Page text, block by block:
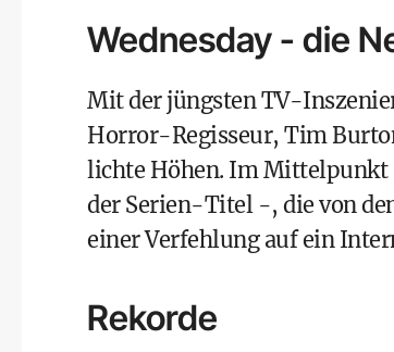
Wednesday - die
Mit der jüngsten TV-
Horror-Regisseur, Tim
lichte Höhen. Im Mittelpunkt
der Serien-Titel -, die von
einer Verfehlung auf ein
Rekorde